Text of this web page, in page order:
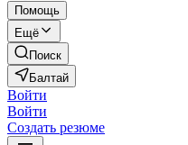
Помощь
Ещё
Поиск
Балтай
Войти
Войти
Создать резюме